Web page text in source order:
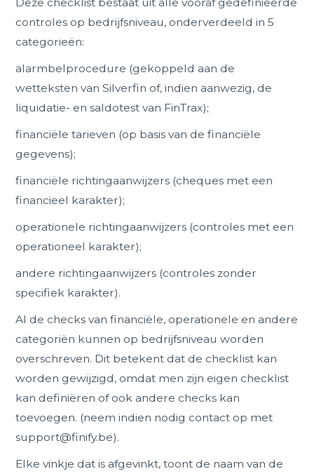
Deze checklist bestaat uit alle vooraf gedefinieerde
controles op bedrijfsniveau, onderverdeeld in 5
categorieën:
alarmbelprocedure (gekoppeld aan de
wetteksten van Silverfin of, indien aanwezig, de
liquidatie- en saldotest van FinTrax);
financiële tarieven (op basis van de financiële
gegevens);
financiële richtingaanwijzers (cheques met een
financieel karakter);
operationele richtingaanwijzers (controles met een
operationeel karakter);
andere richtingaanwijzers (controles zonder
specifiek karakter).
Al de checks van financiële, operationele en andere
categoriën kunnen op bedrijfsniveau worden
overschreven. Dit betekent dat de checklist kan
worden gewijzigd, omdat men zijn eigen checklist
kan definiëren of ook andere checks kan
toevoegen. (neem indien nodig contact op met
support@finify.be).
Elke vinkje dat is afgevinkt, toont de naam van de